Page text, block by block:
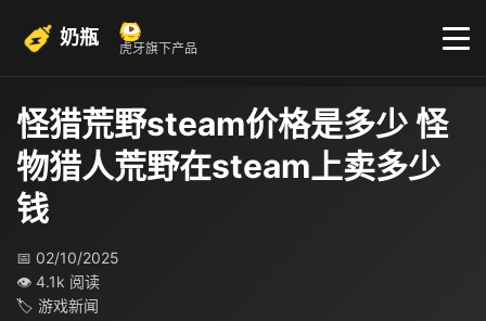
奶瓶 虎牙旗下产品
怪猎荒野steam价格是多少 怪
物猎人荒野在steam上卖多少
钱
📅 02/10/2025
👁 4.1k 阅读
🏷 游戏新闻